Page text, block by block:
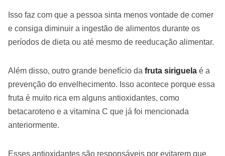
Isso faz com que a pessoa sinta menos vontade de comer
e consiga diminuir a ingestão de alimentos durante os
períodos de dieta ou até mesmo de reeducação alimentar.
Além disso, outro grande benefício da fruta siriguela é a
prevenção do envelhecimento. Isso acontece porque essa
fruta é muito rica em alguns antioxidantes, como
betacaroteno e a vitamina C que já foi mencionada
anteriormente.
Esses antioxidantes são responsáveis por evitarem que